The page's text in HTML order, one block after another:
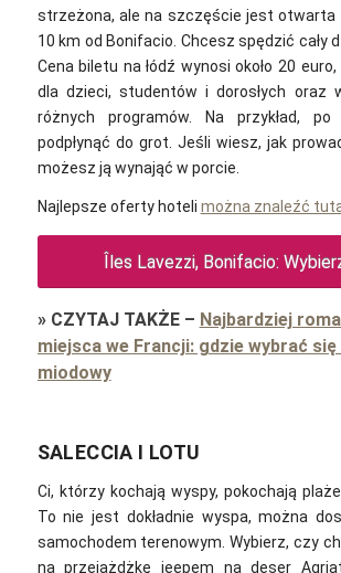
strzeżona, ale na szczęście jest otwarta
10 km od Bonifacio. Chcesz spędzić cały
Cena biletu na łódź wynosi około 20
dla dzieci, studentów i dorosłych oraz
różnych programów. Na przykład,
podpłynąć do grot. Jeśli wiesz, jak
możesz ją wynająć w porcie.
Najlepsze oferty hoteli można znaleźć
Îles Lavezzi, Bonifacio:
» CZYTAJ TAKŻE– Najbardziej
miejsca we Francji: gdzie wybrać się
miodowy
SALECCIA I LOTU
Ci, którzy kochają wyspy, pokochają
To nie jest dokładnie wyspa, można
samochodem terenowym. Wybierz, czy
na przejażdżkę jeepem na deser